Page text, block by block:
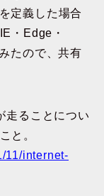
定義した場合
・Edge・
たので、共有
走ることについ
と。
11/internet-